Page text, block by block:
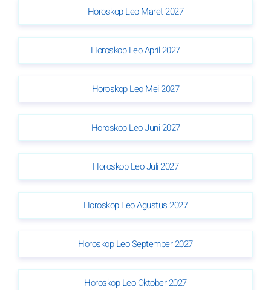
Horoskop Leo Maret 2027
Horoskop Leo April 2027
Horoskop Leo Mei 2027
Horoskop Leo Juni 2027
Horoskop Leo Juli 2027
Horoskop Leo Agustus 2027
Horoskop Leo September 2027
Horoskop Leo Oktober 2027